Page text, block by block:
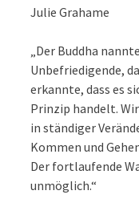
Julie Grahame
„Der Buddha
Unbefriedigende,
erkannte, dass es
Prinzip handelt.
in ständiger
Kommen und
Der fortlaufende
unmöglich.“